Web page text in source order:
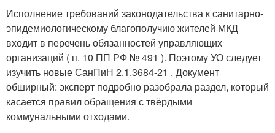
Исполнение требований законодательства к санитарно-
эпидемиологическому благополучию жителей МКД
входит в перечень обязанностей управляющих
организаций ( п. 10 ПП РФ № 491 ). Поэтому УО следует
изучить новые СанПиН 2.1.3684-21 . Документ
обширный: эксперт подробно разобрала раздел, который
касается правил обращения с твёрдыми
коммунальными отходами.